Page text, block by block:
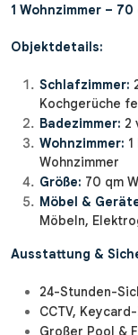
1 Wohnzimmer –
Objektdetails:
Schlafzimmer:
Kochgerüche
Badezimmer: 2
Wohnzimmer:
Wohnzimmer
Größe: 70 qm
Möbel &
Möbeln,
Ausstattung &
24-Stunden-
CCTV,
Großer Pool &